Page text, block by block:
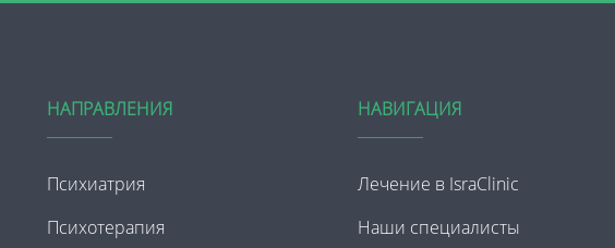
НАПРАВЛЕНИЯ
Психиатрия
Психотерапия
НАВИГАЦИЯ
Лечение в IsraClinic
Наши специалисты